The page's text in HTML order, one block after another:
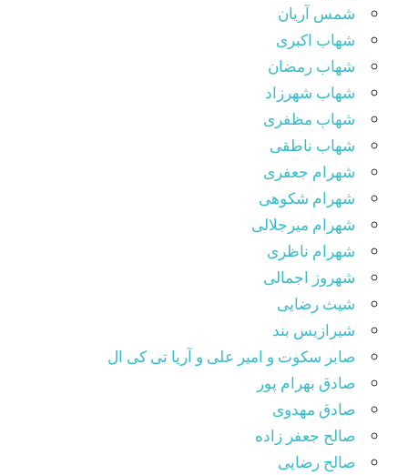
شمس آریان
شهاب اکبری
شهاب رمضان
شهاب شهرزاد
شهاب مظفری
شهاب ناطقی
شهرام جعفری
شهرام شکوهی
شهرام میرجلالی
شهرام ناظری
شهروز اجمالی
شیث رضایی
شیرازیس بند
صابر سکوت و امیر علی و آریا تی کی ال
صادق بهرام پور
صادق مهدوی
صالح جعفر زاده
صالح رضایی